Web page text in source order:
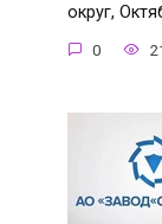
округ,
0